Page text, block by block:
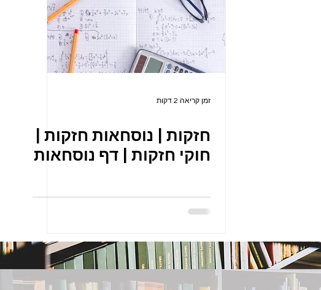
זמן קריאה 2 דקות
חזקות | נוסחאות חזקות |
חוקי חזקות | דף נוסחאות